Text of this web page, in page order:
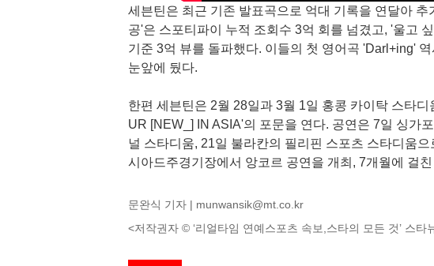
세븐틴은 최근 기존 발표곡으로 억대 기록을 연달아
공'은 스포티파이 누적 조회수 3억 회를 넘겼고, '울고
기준 3억 뷰를 돌파했다. 이들의 첫 영어곡 'Darl+ing'
눈앞에 뒀다.
한편 세븐틴은 2월 28일과 3월 1일 홍콩 카이탁 스타
UR [NEW_] IN ASIA'의 포문을 연다. 공연은 7일 싱가
널 스타디움, 21일 불라칸의 필리핀 스포츠 스타디움
시아드주경기장에서 앙코르 공연을 개최, 7개월에 걸
문완식 기자 | munwansik@mt.co.kr
<저작권자 © ‘리얼타임 연예스포츠 속보,스타의 모든 것’ 스